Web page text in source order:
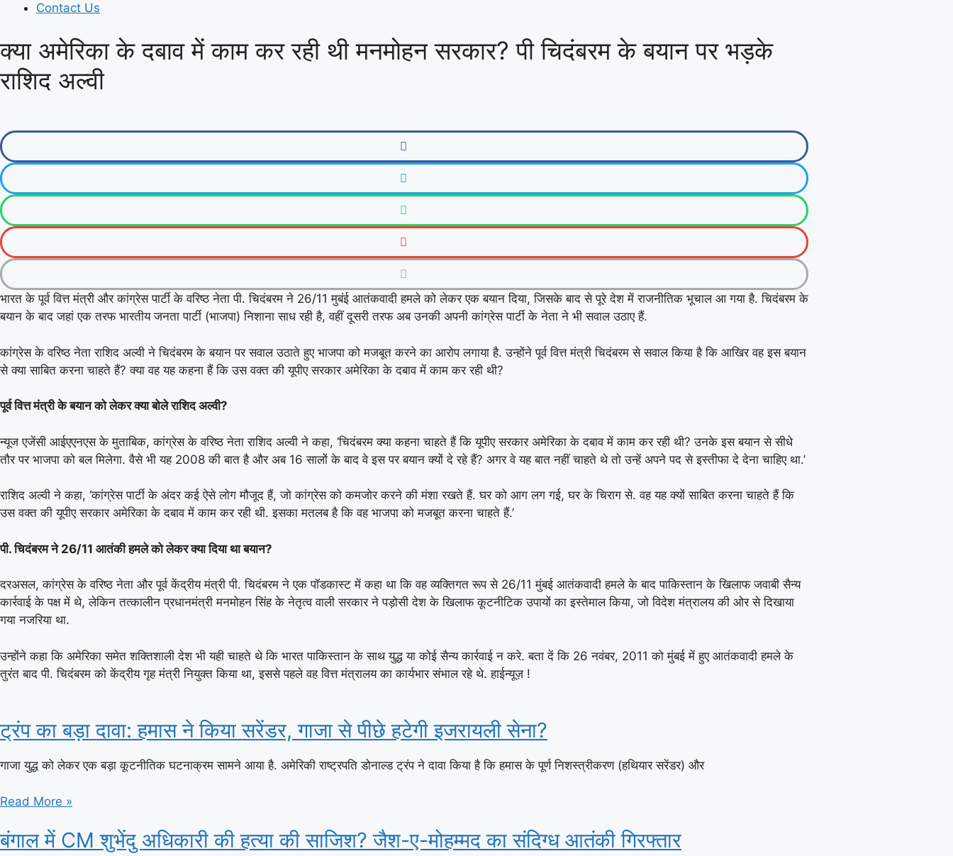
Contact Us
क्या अमेरिका के दबाव में काम कर रही थी मनमोहन सरकार? पी चिदंबरम के बयान पर भड़के
राशिद अल्वी
भारत के पूर्व वित्त मंत्री और कांग्रेस पार्टी के वरिष्ठ नेता पी. चिदंबरम ने 26/11 मुबंई आतंकवादी हमले को लेकर एक बयान दिया, जिसके बाद से पूरे देश में राजनीतिक भूचाल आ गया है. चिदंबरम के
बयान के बाद जहां एक तरफ भारतीय जनता पार्टी (भाजपा) निशाना साध रही है, वहीं दूसरी तरफ अब उनकी अपनी कांग्रेस पार्टी के नेता ने भी सवाल उठाए हैं.
कांग्रेस के वरिष्ठ नेता राशिद अल्वी ने चिदंबरम के बयान पर सवाल उठाते हुए भाजपा को मजबूत करने का आरोप लगाया है. उन्होंने पूर्व वित्त मंत्री चिदंबरम से सवाल किया है कि आखिर वह इस बयान
से क्या साबित करना चाहते हैं? क्या वह यह कहना हैं कि उस वक्त की यूपीए सरकार अमेरिका के दबाव में काम कर रही थी?
पूर्व वित्त मंत्री के बयान को लेकर क्या बोले राशिद अल्वी?
न्यूज एजेंसी आईएएनएस के मुताबिक, कांग्रेस के वरिष्ठ नेता राशिद अल्वी ने कहा, ‘चिदंबरम क्या कहना चाहते हैं कि यूपीए सरकार अमेरिका के दबाव में काम कर रही थी? उनके इस बयान से सीधे
तौर पर भाजपा को बल मिलेगा. वैसे भी यह 2008 की बात है और अब 16 सालों के बाद वे इस पर बयान क्यों दे रहे हैं? अगर वे यह बात नहीं चाहते थे तो उन्हें अपने पद से इस्तीफा दे देना चाहिए था.’
राशिद अल्वी ने कहा, ‘कांग्रेस पार्टी के अंदर कई ऐसे लोग मौजूद हैं, जो कांग्रेस को कमजोर करने की मंशा रखते हैं. घर को आग लग गई, घर के चिराग से. वह यह क्यों साबित करना चाहते हैं कि
उस वक्त की यूपीए सरकार अमेरिका के दबाव में काम कर रही थी. इसका मतलब है कि वह भाजपा को मजबूत करना चाहते हैं.’
पी. चिदंबरम ने 26/11 आतंकी हमले को लेकर क्या दिया था बयान?
दरअसल, कांग्रेस के वरिष्ठ नेता और पूर्व केंद्रीय मंत्री पी. चिदंबरम ने एक पॉडकास्ट में कहा था कि वह व्यक्तिगत रूप से 26/11 मुंबई आतंकवादी हमले के बाद पाकिस्तान के खिलाफ जवाबी सैन्य
कार्रवाई के पक्ष में थे, लेकिन तत्कालीन प्रधानमंत्री मनमोहन सिंह के नेतृत्व वाली सरकार ने पड़ोसी देश के खिलाफ कूटनीटिक उपायों का इस्तेमाल किया, जो विदेश मंत्रालय की ओर से दिखाया
गया नजरिया था.
उन्होंने कहा कि अमेरिका समेत शक्तिशाली देश भी यही चाहते थे कि भारत पाकिस्तान के साथ युद्ध या कोई सैन्य कार्रवाई न करे. बता दें कि 26 नवंबर, 2011 को मुंबई में हुए आतंकवादी हमले के
तुरंत बाद पी. चिदंबरम को केंद्रीय गृह मंत्री नियुक्त किया था, इससे पहले वह वित्त मंत्रालय का कार्यभार संभाल रहे थे. हाईन्यूज़ !
ट्रंप का बड़ा दावा: हमास ने किया सरेंडर, गाजा से पीछे हटेगी इजरायली सेना?
गाजा युद्ध को लेकर एक बड़ा कूटनीतिक घटनाक्रम सामने आया है. अमेरिकी राष्ट्रपति डोनाल्ड ट्रंप ने दावा किया है कि हमास के पूर्ण निशस्त्रीकरण (हथियार सरेंडर) और
Read More »
बंगाल में CM शुभेंदु अधिकारी की हत्या की साजिश? जैश-ए-मोहम्मद का संदिग्ध आतंकी गिरफ्तार